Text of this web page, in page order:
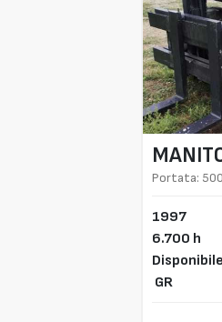
Portata:
1997
6.700 h
Disponibile
GR